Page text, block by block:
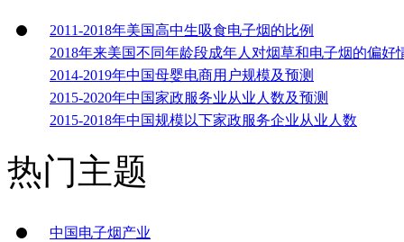
2011-2018年美国高中生吸食电子烟的比例
2018年来美国不同年龄段成年人对烟草和电子烟的偏好
2014-2019年中国母婴电商用户规模及预测
2015-2020年中国家政服务业从业人数及预测
2015-2018年中国规模以下家政服务企业从业人数
热门主题
中国电子烟产业